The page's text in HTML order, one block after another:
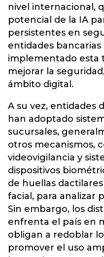
nivel internacional,
potencial de la IA
persistentes en
entidades
implementado esta
mejorar la
ámbito digital.
A su vez, entidades
han adoptado
sucursales,
otros mecanismos,
videovigilancia y
dispositivos
de huellas
facial, para analizar
Sin embargo, los
enfrenta el país en
obligan a redoblar
promover el uso